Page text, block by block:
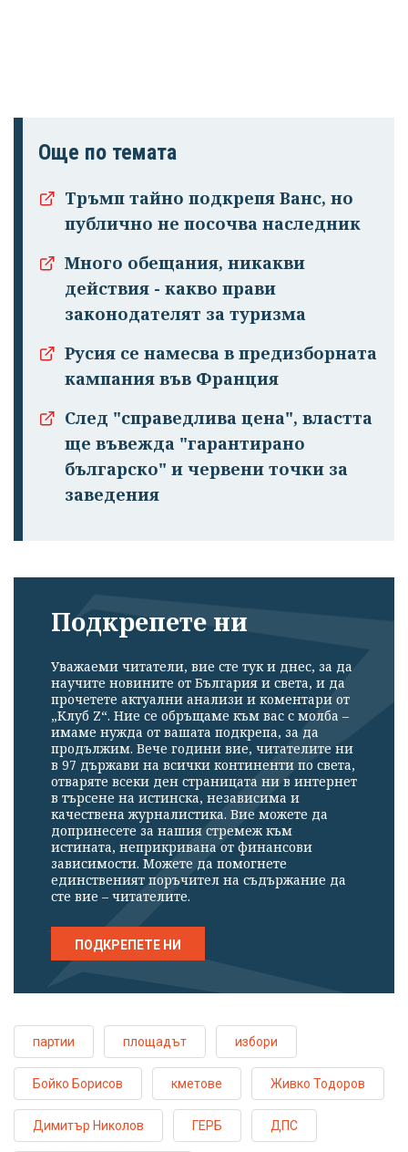
Още по темата
Тръмп тайно подкрепя Ванс, но
публично не посочва наследник
Много обещания, никакви
действия - какво прави
законодателят за туризма
Русия се намесва в предизборната
кампания във Франция
След "справедлива цена", властта
ще въвежда "гарантирано
българско" и червени точки за
заведения
Подкрепете ни
Уважаеми читатели, вие сте тук и днес, за да
научите новините от България и света, и да
прочетете актуални анализи и коментари от
„Клуб Z“. Ние се обръщаме към вас с молба –
имаме нужда от вашата подкрепа, за да
продължим. Вече години вие, читателите ни
в 97 държави на всички континенти по света,
отваряте всеки ден страницата ни в интернет
в търсене на истинска, независима и
качествена журналистика. Вие можете да
допринесете за нашия стремеж към
истината, неприкривана от финансови
зависимости. Можете да помогнете
единственият поръчител на съдържание да
сте вие – читателите.
ПОДКРЕПЕТЕ НИ
партии площадът избори
Бойко Борисов кметове Живко Тодоров
Димитър Николов ГЕРБ ДПС